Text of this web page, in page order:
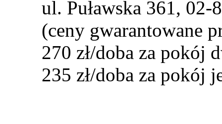
ul. Puławska 361, 02-
(ceny gwarantowane
270 zł/doba za pokój
235 zł/doba za pokój